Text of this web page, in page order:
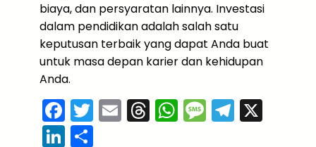
biaya, dan persyaratan lainnya. Investasi
dalam pendidikan adalah salah satu
keputusan terbaik yang dapat Anda buat
untuk masa depan karier dan kehidupan
Anda.
F
a
T
w
E
m
T
hr
W
h
M
e
T
el
Li